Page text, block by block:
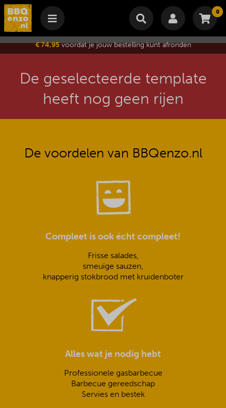
0
Winkelmand
Je winkelwagen is momenteel leeg.
Subtotaal €
Wijzig winkelmand Bestellen
€ 74,95voordat je jouw bestelling kunt afronden
De geselecteerde template
heeft nog geen rijen
De voordelen van BBQenzo.nl
Compleet is ook écht compleet!
Frisse salades,
smeuïge sauzen,
knapperig stokbrood met kruidenboter
Alles wat je nodig hebt
Professionele gasbarbecue
Barbecue gereedschap
Servies en bestek